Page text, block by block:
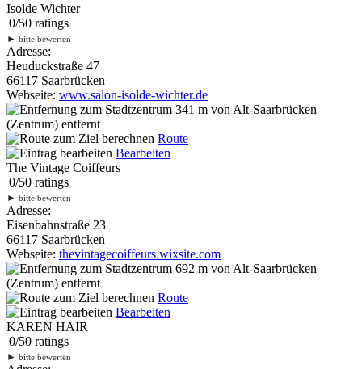
Isolde Wichter
0/50 ratings
► bitte bewerten
Adresse:
Heuduckstraße 47
66117 Saarbrücken
Webseite: www.salon-isolde-wichter.de
341 m von Alt-Saarbrücken
(Zentrum) entfernt
Route
Bearbeiten
The Vintage Coiffeurs
0/50 ratings
► bitte bewerten
Adresse:
Eisenbahnstraße 23
66117 Saarbrücken
Webseite: thevintagecoiffeurs.wixsite.com
692 m von Alt-Saarbrücken
(Zentrum) entfernt
Route
Bearbeiten
KAREN HAIR
0/50 ratings
► bitte bewerten